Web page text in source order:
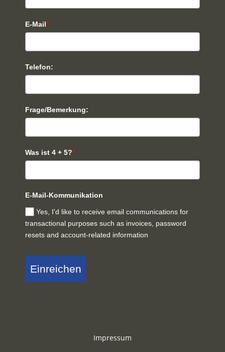
E-Mail*
Telefon:
Frage/Bemerkung:
Was ist 4 + 5?*
E-Mail-Kommunikation
Yes, I'd like to receive email communications for
transactional purposes such as invoices, password
resets and account-related information
Einreichen
Impressum